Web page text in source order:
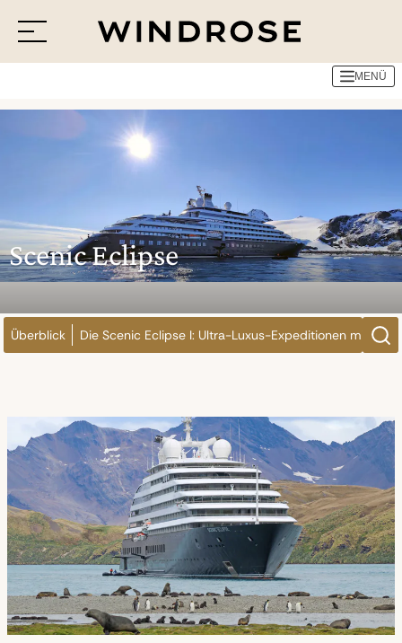
Reiseziele
Reisethemen
Jetzt Anfrage senden
MENÜ
Reedereien Scenic Luxury Cruises & Tours Scenic Eclipse
Scenic Eclipse
Überblick Die Scenic Eclipse I: Ultra-Luxus-Expeditionen mit